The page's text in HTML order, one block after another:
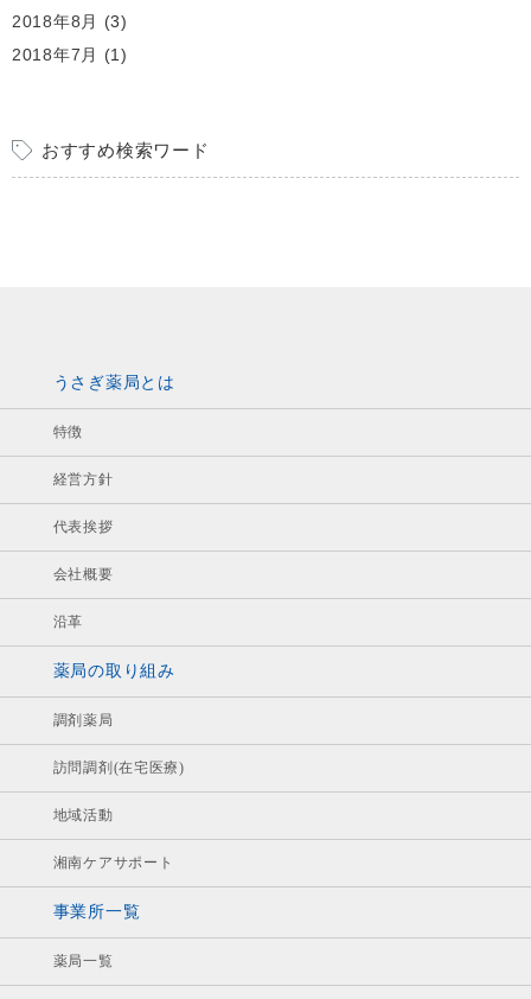
2018年8月
(3)
2018年7月
(1)
おすすめ検索ワード
うさぎ薬局とは
特徴
経営方針
代表挨拶
会社概要
沿革
薬局の取り組み
調剤薬局
訪問調剤(在宅医療)
地域活動
湘南ケアサポート
事業所一覧
薬局一覧